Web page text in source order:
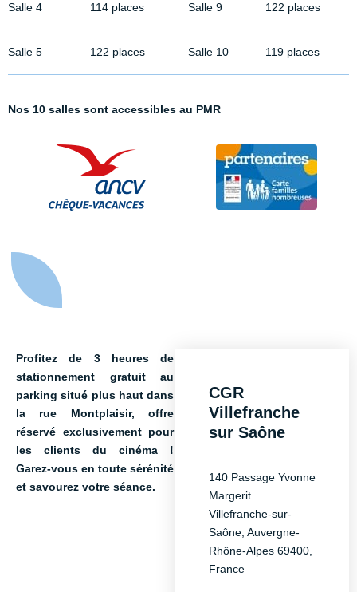
Salle 4 114 places Salle 9 122 places
Salle 5 122 places Salle 10 119 places
Nos 10 salles sont accessibles au PMR
Profitez de 3 heures de
stationnement gratuit au
parking situé plus haut dans
la rue Montplaisir, offre
réservé exclusivement pour
les clients du cinéma !
Garez-vous en toute sérénité
et savourez votre séance.
CGR
Villefranche
sur Saône
140 Passage Yvonne
Margerit
Villefranche-sur-
Saône, Auvergne-
Rhône-Alpes 69400,
France